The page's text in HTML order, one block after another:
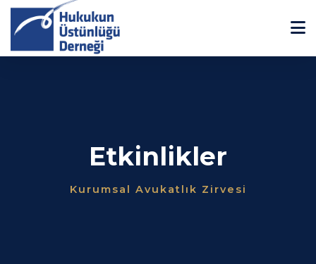
Etkinlikler
Kurumsal Avukatlık Zirvesi